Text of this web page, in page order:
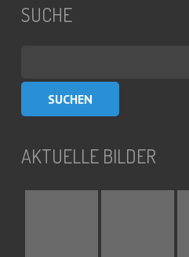
SUCHE
AKTUELLE BILDER